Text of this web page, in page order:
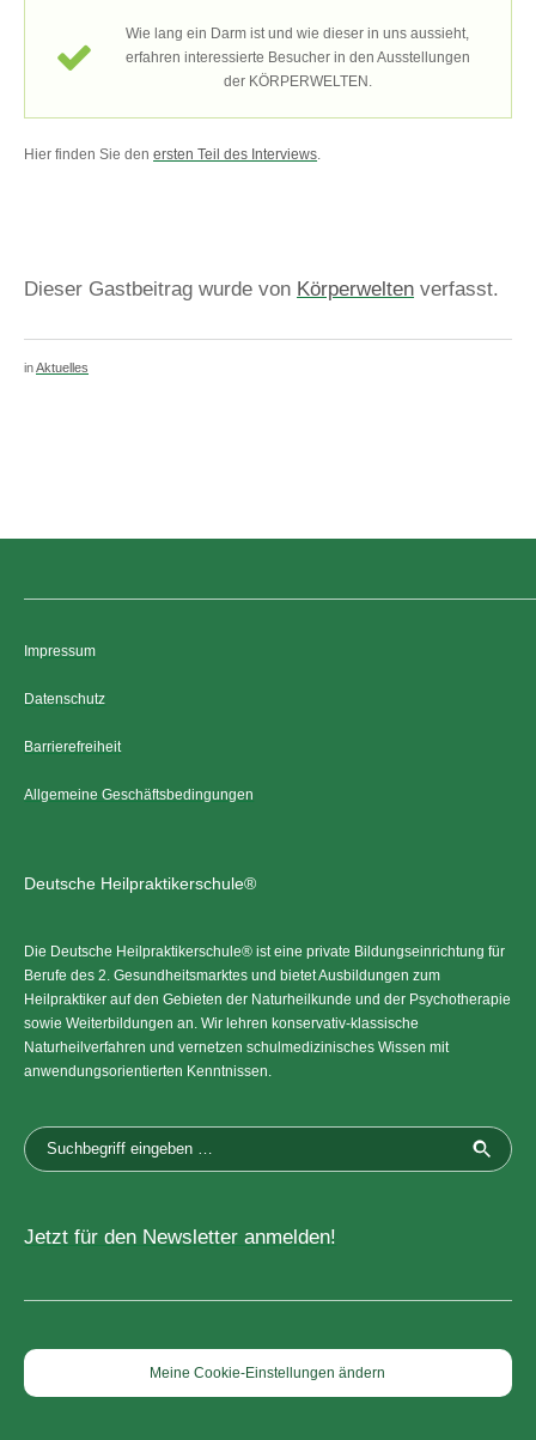
Wie lang ein Darm ist und wie dieser in uns aussieht,
erfahren interessierte Besucher in den Ausstellungen
der KÖRPERWELTEN.
Hier finden Sie denersten Teil des Interviews
Dieser Gastbeitrag wurde von Körperwelten verfasst.
inAktuelles
Impressum
Datenschutz
Barrierefreiheit
Allgemeine Geschäftsbedingungen
Deutsche Heilpraktikerschule®
Die Deutsche Heilpraktikerschule® ist eine private Bildungseinrichtung für
Berufe des 2. Gesundheitsmarktes und bietet Ausbildungen zum
Heilpraktiker auf den Gebieten der Naturheilkunde und der Psychotherapie
sowie Weiterbildungen an. Wir lehren konservativ-klassische
Naturheilverfahren und vernetzen schulmedizinisches Wissen mit
anwendungsorientierten Kenntnissen.
Jetzt für den Newsletter anmelden!
Meine Cookie-Einstellungen ändern